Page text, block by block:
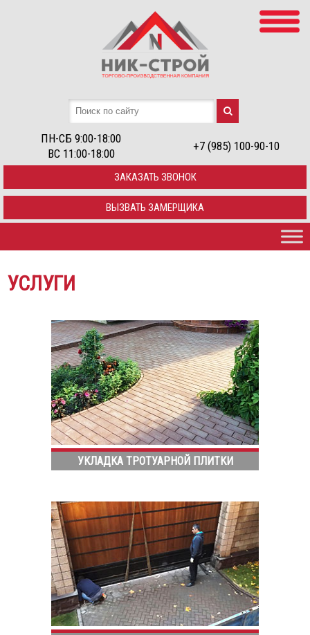
ПН-СБ 9:00-18:00
ВС 11:00-18:00
+7 (985) 100-90-10
ЗАКАЗАТЬ ЗВОНОК
ВЫЗВАТЬ ЗАМЕРЩИКА
УСЛУГИ
УКЛАДКА ТРОТУАРНОЙ ПЛИТКИ